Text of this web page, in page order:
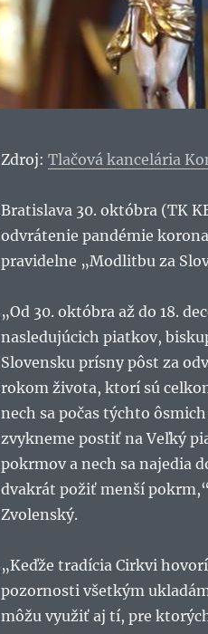
Zdroj: Tlačová kancelária
Bratislava 30. októbra (TK
odvrátenie pandémie
pravidelne „Modlitbu za
„Od 30. októbra až do 18.
nasledujúcich piatkov,
Slovensku prísny pôst za
rokom života, ktorí sú
nech sa počas týchto
zvykneme postiť na Veľký
pokrmov a nech sa najedia
dvakrát požiť menší
Zvolenský.
„Keďže tradícia Cirkvi
pozornosti všetkým
môžu využiť aj tí, pre